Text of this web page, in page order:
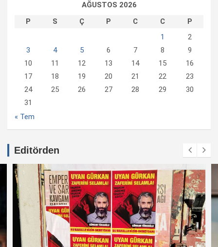
AĞUSTOS 2026
P
S Ç P C C
P
1
2
3
4 5 6 7 8
9
10
11 12 13 14 15
16
17
18 19 20 21 22
23
24
25 26 27 28 29
30
31
« Tem
Editörden